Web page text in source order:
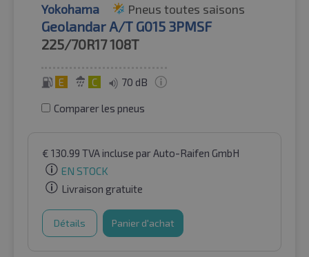
Yokohama Pneus toutes saisons
Geolandar A/T G015 3PMSF
225/70R17108T
E C 70 dB
Comparer les pneus
€ 130.99 TVA incluse par Auto-Raifen GmbH
EN STOCK
Livraison gratuite
Détails Panier d'achat